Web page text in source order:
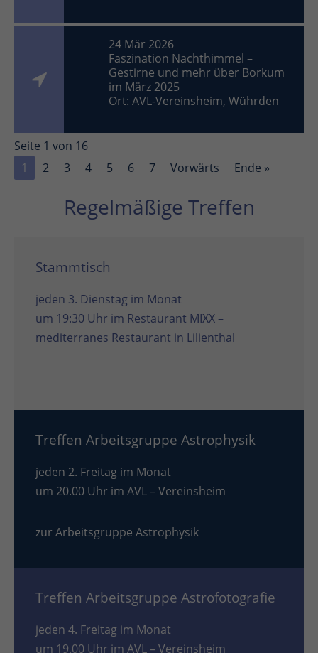
24 Mär 2026
Faszination Nachthimmel –
Gestirne und mehr über Borkum
im März 2025
Ort: AVL-Vereinsheim, Wührden
Seite 1 von 16
1
2 3 4 5 6 7 Vorwärts Ende »
Regelmäßige Treffen
Stammtisch
jeden 3. Dienstag im Monat
um 19:30 Uhr im Restaurant MIXX –
mediterranes Restaurant in Lilienthal
Treffen Arbeitsgruppe Astrophysik
jeden 2. Freitag im Monat
um 20.00 Uhr im AVL – Vereinsheim
zur Arbeitsgruppe Astrophysik
Treffen Arbeitsgruppe Astrofotografie
jeden 4. Freitag im Monat
um 19.00 Uhr im AVL – Vereinsheim